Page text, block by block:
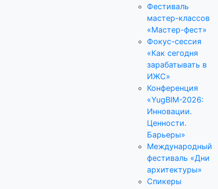
Фестиваль
мастер-классов
«Мастер-фест»
Фокус-сессия
«Как сегодня
зарабатывать в
ИЖС»
Конференция
«YugBIM-2026:
Инновации.
Ценности.
Барьеры»
Международный
фестиваль «Дни
архитектуры»
Спикеры